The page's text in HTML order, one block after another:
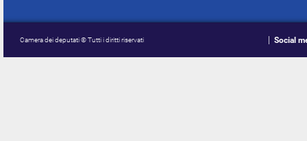
Camera dei deputati © Tutti i diritti riservati Social